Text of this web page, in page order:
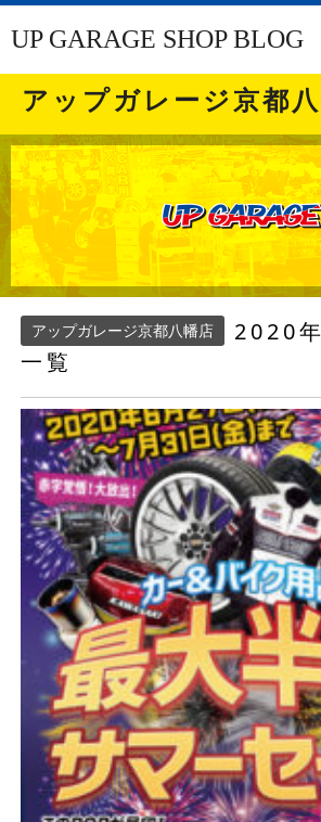
UP GARAGE SHOP BLOG
アップガレージ京都
アップガレージ京都八幡店
2020
一覧